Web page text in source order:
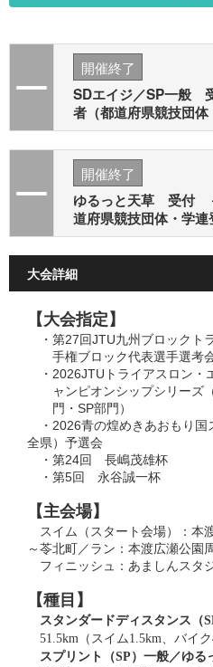
開催終了
SDエイジ／SP一般
者（都道府県競技団体
開催終了
ゆるっと天草 受付
道府県競技団体・学連
大会詳細
【大会指定】
・第27回JTU九州ブロックト
手権ブロック代表選手選考会
・2026JTUトライアスロン
ャンピオンシップシリーズ
門・SP部門）
・2026青の煌めきあおもり国
全県）予選会
・第24回 長嶋茂雄杯
・第5回 永谷誠一杯
【主会場】
スイム（スタート会場）：本
～苓北町／ラン：本渡広瀬公園
フィニッシュ：あましんスタ
【種目】
スタンダードディスタンス（
51.5km（スイム1.5km、バイク
スプリント（SP）一般／ゆる